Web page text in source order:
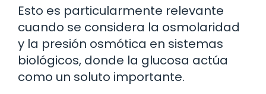
Esto es particularmente relevante
cuando se considera la osmolaridad
y la presión osmótica en sistemas
biológicos, donde la glucosa actúa
como un soluto importante.